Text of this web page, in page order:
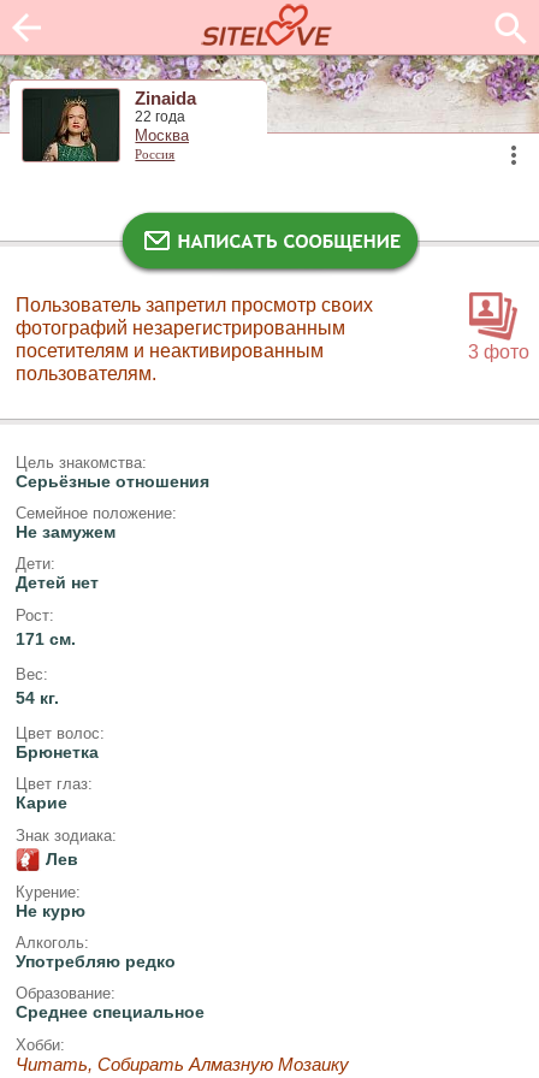
Zinaida
22 года
Москва
Россия
3 фото
Пользователь запретил просмотр своих
фотографий незарегистрированным
посетителям и неактивированным
пользователям.
Цель знакомства:
Серьёзные отношения
Семейное положение:
Не замужем
Дети:
Детей нет
Рост:
171 см.
Вес:
54 кг.
Цвет волос:
Брюнетка
Цвет глаз:
Карие
Знак зодиака:
Лев
Курение:
Не курю
Алкоголь:
Употребляю редко
Образование:
Среднее специальное
Хобби:
Читать, Собирать Алмазную Мозаику